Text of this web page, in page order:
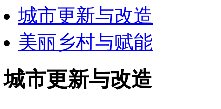
城市更新与改造
美丽乡村与赋能
城市更新与改造